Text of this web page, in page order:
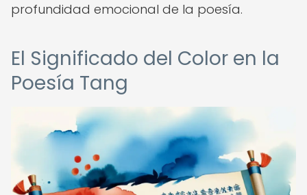
profundidad emocional de la poesía.
El Significado del Color en la
Poesía Tang